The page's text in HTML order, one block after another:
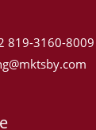
819-3160-8009